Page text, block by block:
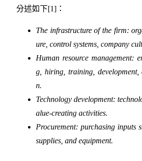
分述如下[1]：
The infrastructure of the firm:
ure, control systems, company
Human resource management:
g, hiring, training, development,
n.
Technology development:
alue-creating activities.
Procurement: purchasing inputs
supplies, and equipment.